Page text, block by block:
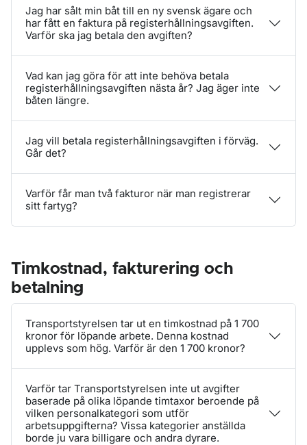
Jag har sålt min båt till en ny svensk ägare och
har fått en faktura på registerhållningsavgiften.
Varför ska jag betala den avgiften?
Vad kan jag göra för att inte behöva betala
registerhållningsavgiften nästa år? Jag äger inte
båten längre.
Jag vill betala registerhållningsavgiften i förväg.
Går det?
Varför får man två fakturor när man registrerar
sitt fartyg?
Timkostnad, fakturering och
betalning
Transportstyrelsen tar ut en timkostnad på 1 700
kronor för löpande arbete. Denna kostnad
upplevs som hög. Varför är den 1 700 kronor?
Varför tar Transportstyrelsen inte ut avgifter
baserade på olika löpande timtaxor beroende på
vilken personalkategori som utför
arbetsuppgifterna? Vissa kategorier anställda
borde ju vara billigare och andra dyrare.